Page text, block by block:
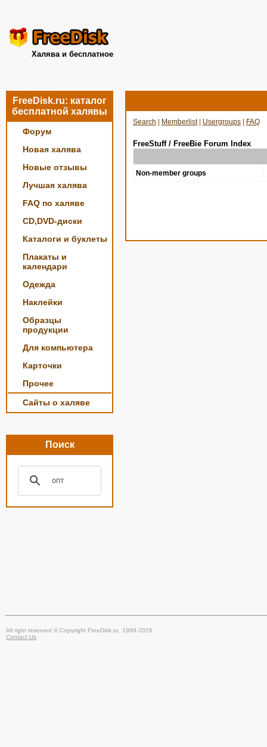
Халява и бесплатное
FreeDisk.ru: каталог
бесплатной халявы
Форум
Новая халява
Новые отзывы
Лучшая халява
FAQ по халяве
CD,DVD-диски
Каталоги и буклеты
Плакаты и
календари
Одежда
Наклейки
Образцы
продукции
Для компьютера
Карточки
Прочее
Сайты о халяве
Поиск
Search Memberlist| Usergroups FAQ
FreeStuff / FreeBie Forum Index
Non-member groups
All right reserved © Copyright FreeDisk.ru, 1999-2026
Contact Us